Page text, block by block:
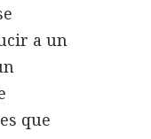
a un
que